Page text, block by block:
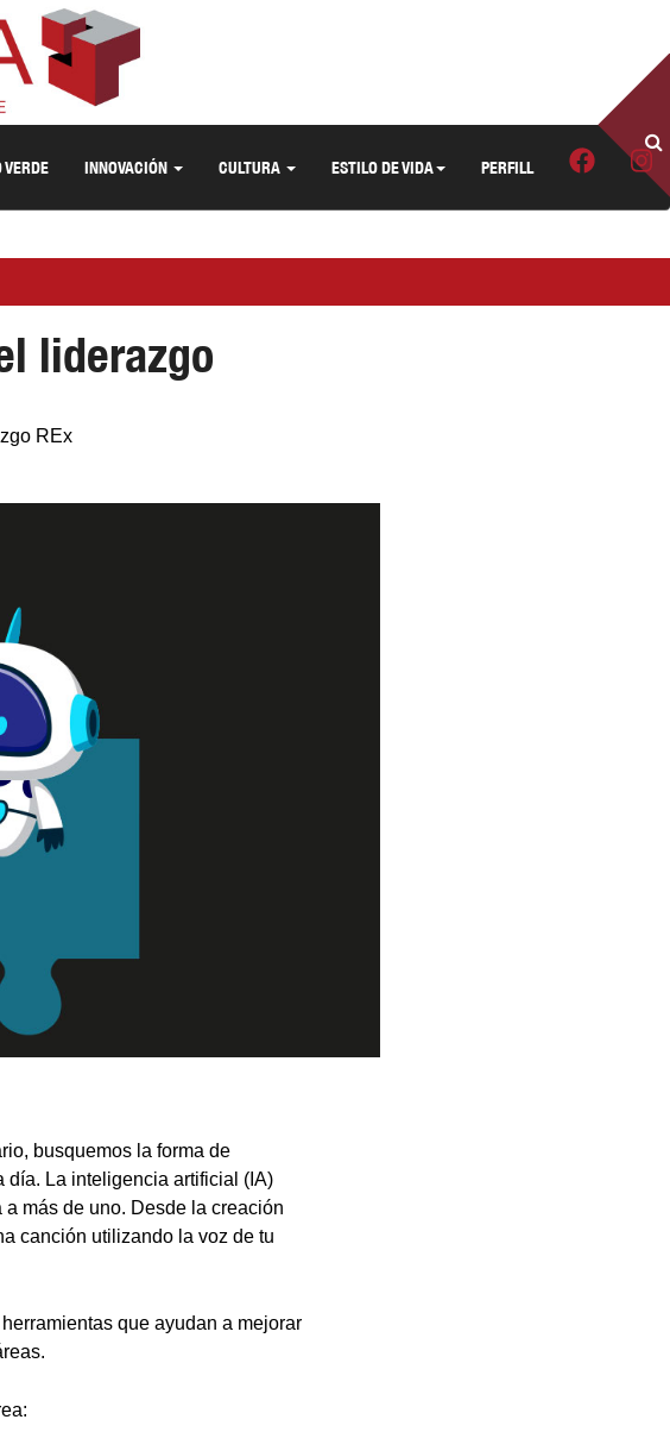
VERDE INNOVACIÓN CULTURA ESTILO DE VIDA PERFILL
liderazgo
REx
busquemos la forma de
día. La inteligencia artificial (IA)
más de uno. Desde la creación
canción utilizando la voz de tu
que ayudan a mejorar